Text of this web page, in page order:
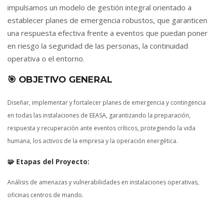
impulsamos un modelo de gestión integral orientado a
establecer planes de emergencia robustos, que garanticen
una respuesta efectiva frente a eventos que puedan poner
en riesgo la seguridad de las personas, la continuidad
operativa o el entorno.
🎯 OBJETIVO GENERAL
Diseñar, implementar y fortalecer planes de emergencia y contingencia
en todas las instalaciones de EEASA, garantizando la preparación,
respuesta y recuperación ante eventos críticos, protegiendo la vida
humana, los activos de la empresa y la operación energética.
🧩 Etapas del Proyecto:
Análisis de amenazas y vulnerabilidades en instalaciones operativas,
oficinas centros de mando.